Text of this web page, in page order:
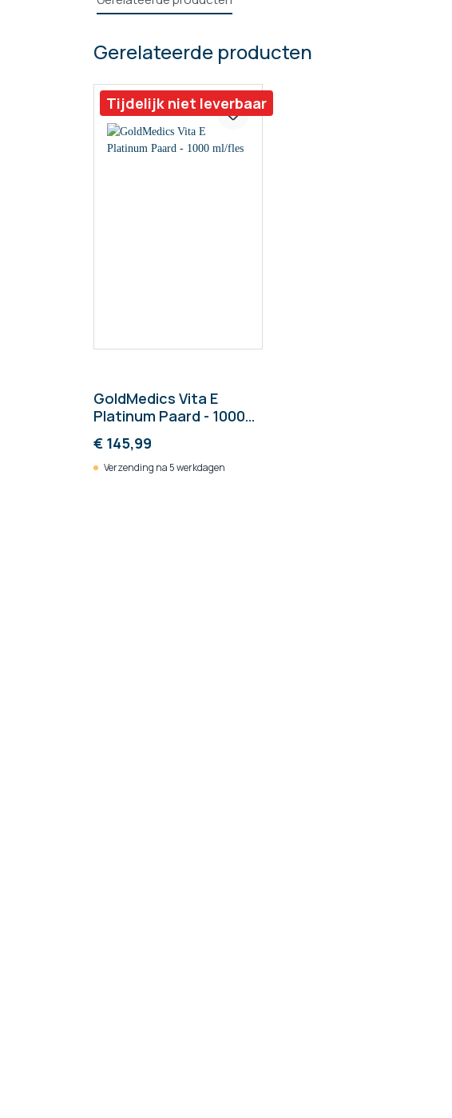
Gerelateerde producten
Tijdelijk niet leverbaar
GoldMedics Vita E
Platinum Paard - 1000
ml/fles
€ 145,99
Verzending na 5 werkdagen